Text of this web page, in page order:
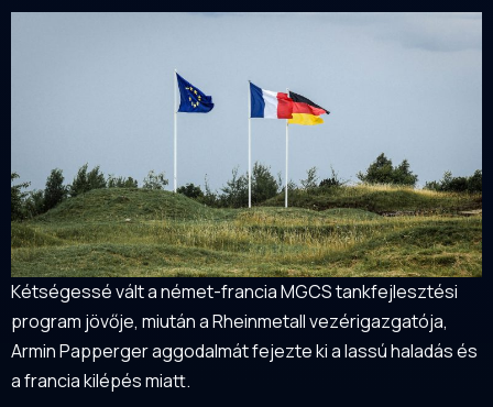
Kétségessé vált a német-francia MGCS tankfejlesztési
program jövője, miután a Rheinmetall vezérigazgatója,
Armin Papperger aggodalmát fejezte ki a lassú haladás és
a francia kilépés miatt.